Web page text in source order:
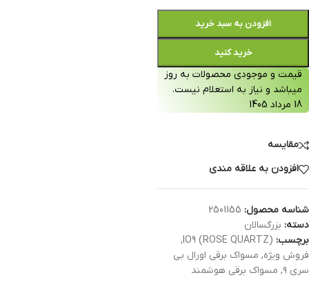
افزودن به سبد خرید
خرید کنید
قیمت و موجودی محصولات به روز
میباشد و نیاز به استعلام نیست.
18 مرداد 1405
مقایسه
افزودن به علاقه مندی
شناسه محصول: 2501155
دسته: بزرگسالان
برچسب: IO9 (ROSE QUARTZ)
,
فروش ویژه, مسواک برقی اورال بی
سری ۹
, مسواک برقی هوشمند